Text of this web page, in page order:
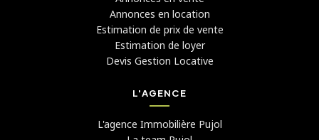
Annonces en location
Estimation de prix de vente
Estimation de loyer
Devis Gestion Locative
L'AGENCE
L'agence Immobilière Pujol